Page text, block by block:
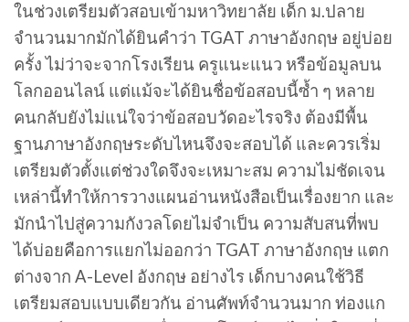
ในช่วงเตรียมตัวสอบเข้ามหาวิทยาลัย เด็ก ม.ปลาย
จำนวนมากมักได้ยินคำว่า TGAT ภาษาอังกฤษ อยู่บ่อย
ครั้ง ไม่ว่าจะจากโรงเรียน ครูแนะแนว หรือข้อมูลบน
โลกออนไลน์ แต่แม้จะได้ยินชื่อข้อสอบนี้ซ้ำ ๆ หลาย
คนกลับยังไม่แน่ใจว่าข้อสอบวัดอะไรจริง ต้องมีพื้น
ฐานภาษาอังกฤษระดับไหนจึงจะสอบได้ และควรเริ่ม
เตรียมตัวตั้งแต่ช่วงใดจึงจะเหมาะสม ความไม่ชัดเจน
เหล่านี้ทำให้การวางแผนอ่านหนังสือเป็นเรื่องยาก และ
มักนำไปสู่ความกังวลโดยไม่จำเป็น ความสับสนที่พบ
ได้บ่อยคือการแยกไม่ออกว่า TGAT ภาษาอังกฤษ แตก
ต่างจาก A-Level อังกฤษ อย่างไร เด็กบางคนใช้วิธี
เตรียมสอบแบบเดียวกัน อ่านศัพท์จำนวนมาก ท่องแก